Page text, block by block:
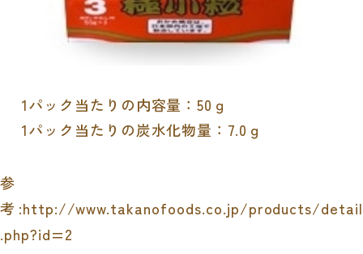
1パック当たりの内容量：50ｇ
1パック当たりの炭水化物量：7.0ｇ
参
考:http://www.takanofoods.co.jp/products/detail
.php?id=2